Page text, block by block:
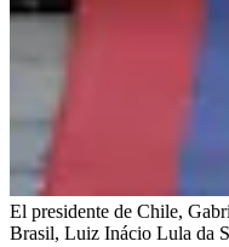
El presidente de Chile,
Brasil, Luiz Inácio Lula da